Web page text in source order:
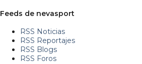
Feeds de nevasport
RSS Noticias
RSS Reportajes
RSS Blogs
RSS Foros